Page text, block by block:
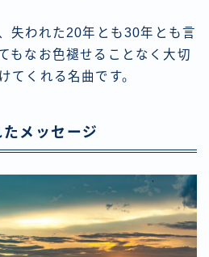
失われた20年とも30年とも言
もなお色褪せることなく大切
てくれる名曲です。
メッセージ